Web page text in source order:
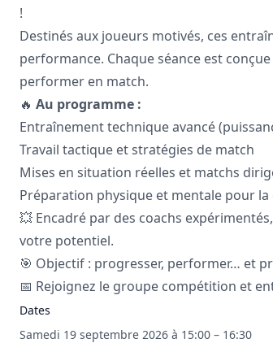
!
Destinés aux joueurs motivés, ces
performance. Chaque séance est
performer en match.
🔥 Au programme :
Entraînement technique avancé
Travail tactique et stratégies de match
Mises en situation réelles et matchs
Préparation physique et mentale pour
💥 Encadré par des coachs
votre potentiel.
🎯 Objectif : progresser, performer… et
📅 Rejoignez le groupe compétition et
Dates
Samedi 19 septembre 2026 à 15:00 – 16:30